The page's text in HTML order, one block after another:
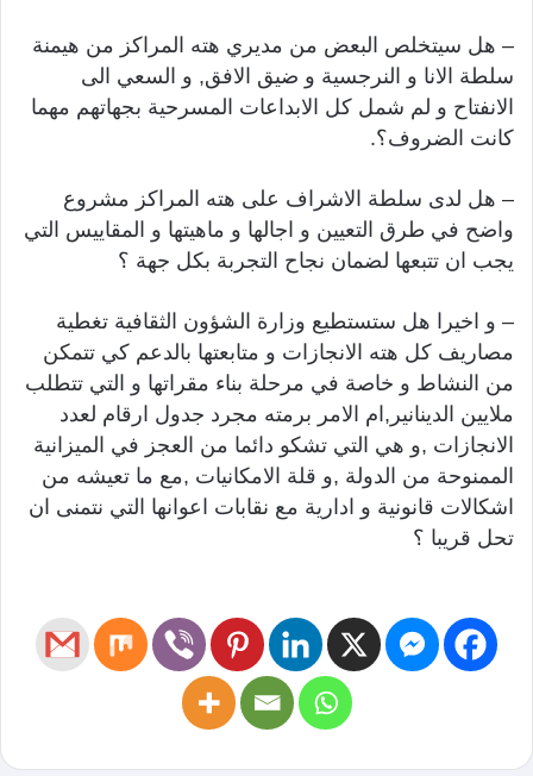
– هل سيتخلص البعض من مديري هته المراكز من هيمنة
سلطة الانا و النرجسية و ضيق الافق, و السعي الى
الانفتاح و لم شمل كل الابداعات المسرحية بجهاتهم مهما
كانت الضروف؟.
– هل لدى سلطة الاشراف على هته المراكز مشروع
واضح في طرق التعيين و اجالها و ماهيتها و المقاييس التي
يجب ان تتبعها لضمان نجاح التجربة بكل جهة ؟
– و اخيرا هل ستستطيع وزارة الشؤون الثقافية تغطية
مصاريف كل هته الانجازات و متابعتها بالدعم كي تتمكن
من النشاط و خاصة في مرحلة بناء مقراتها و التي تتطلب
ملايين الدينانير,ام الامر برمته مجرد جدول ارقام لعدد
الانجازات ,و هي التي تشكو دائما من العجز في الميزانية
الممنوحة من الدولة ,و قلة الامكانيات ,مع ما تعيشه من
اشكالات قانونية و ادارية مع نقابات اعوانها التي نتمنى ان
تحل قريبا ؟